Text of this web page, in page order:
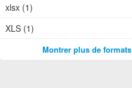
xlsx (1)
XLS (1)
Montrer plus de formats